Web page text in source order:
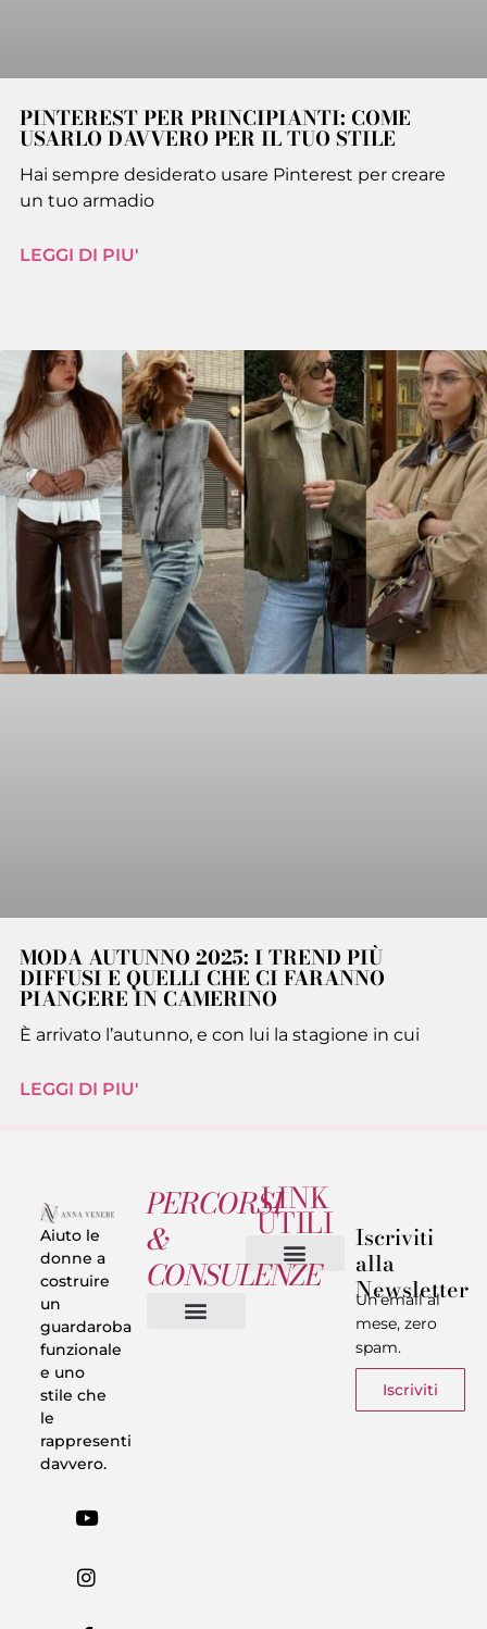
PINTEREST PER PRINCIPIANTI: COME
USARLO DAVVERO PER IL TUO STILE
Hai sempre desiderato usare Pinterest per creare
un tuo armadio
LEGGI DI PIU'
MODA AUTUNNO 2025: I TREND PIÙ
DIFFUSI E QUELLI CHE CI FARANNO
PIANGERE IN CAMERINO
È arrivato l’autunno, e con lui la stagione in cui
LEGGI DI PIU'
Aiuto le
donne a
costruire
un
guardaroba
funzionale
e uno
stile che
le
rappresenti
davvero.
PERCORSI
&
CONSULENZE
LINK
UTILI Iscriviti
alla
Newsletter
Un’email al
mese, zero
spam.
Iscriviti